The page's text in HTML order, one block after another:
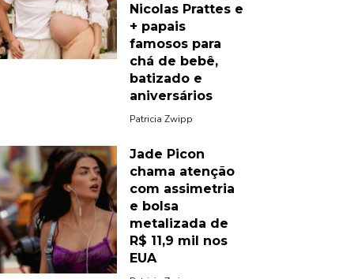
Nicolas Prattes e
+ papais
famosos para
chá de bebê,
batizado e
aniversários
Patricia Zwipp
Jade Picon
chama atenção
com assimetria
e bolsa
metalizada de
R$ 11,9 mil nos
EUA